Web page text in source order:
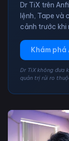
Dr TiX trên
lệnh, Tape và
cảnh trước khi
Khám
Dr TiX không đưa
quản trị rủi ro